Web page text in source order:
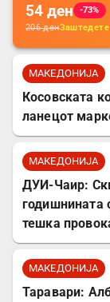
54 ден
-73%
206денЗаштедете
МАКЕДОНИЈА
Косовската
ланецот
МАКЕДОНИЈА
ДУИ-Чаир:
годишнината
тешка
МАКЕДОНИЈА
Таравари: